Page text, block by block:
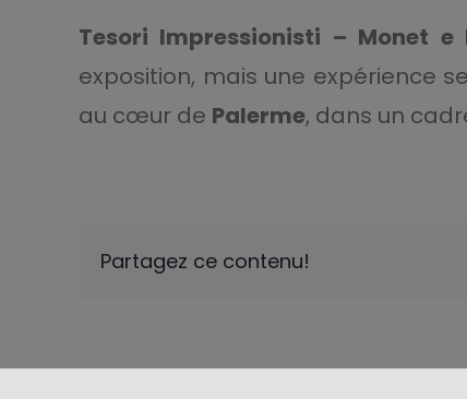
Tesori Impressionisti – Monet e
exposition, mais une expérience
au cœur de Palerme, dans un
Partagez ce contenu!